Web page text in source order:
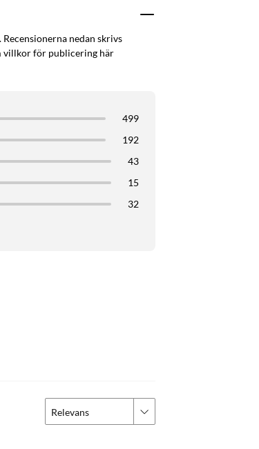
nedan skrivs
villkor för publicering här
499
192
43
15
32
Relevans